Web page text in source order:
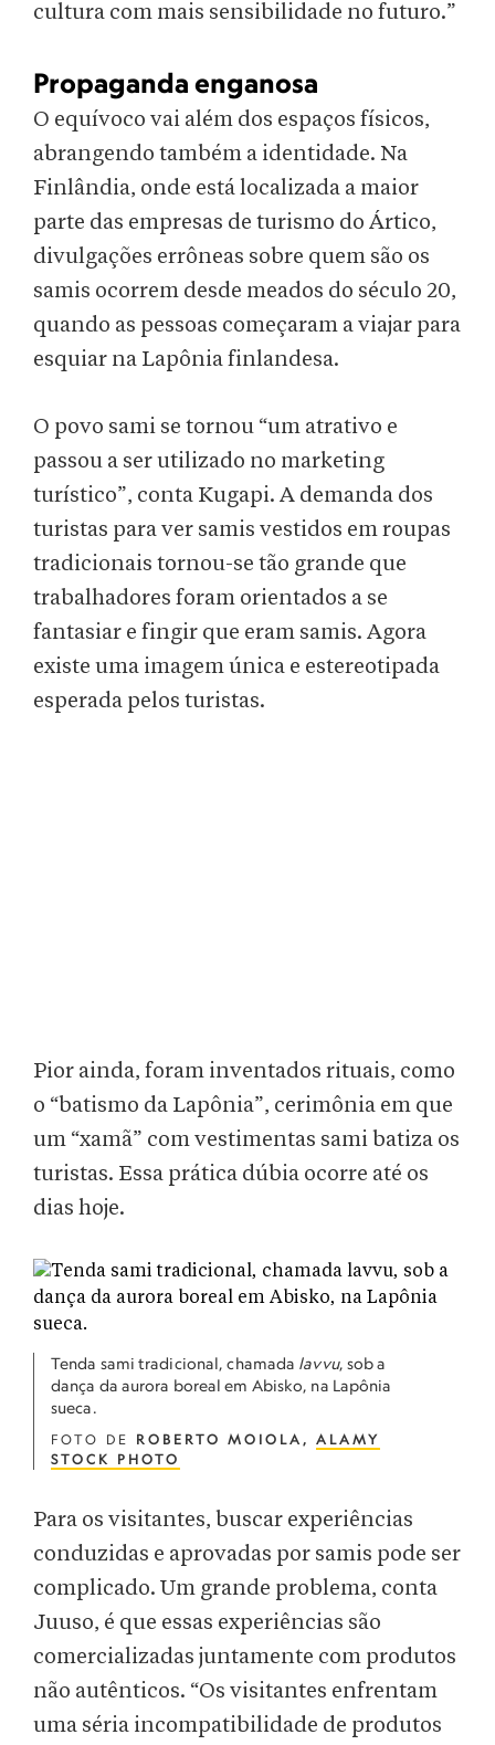
cultura com mais sensibilidade no futuro.”
Propaganda enganosa
O equívoco vai além dos espaços físicos,
abrangendo também a identidade. Na
Finlândia, onde está localizada a maior
parte das empresas de turismo do Ártico,
divulgações errôneas sobre quem são os
samis ocorrem desde meados do século 20,
quando as pessoas começaram a viajar para
esquiar na Lapônia finlandesa.
O povo sami se tornou “um atrativo e
passou a ser utilizado no marketing
turístico”, conta Kugapi. A demanda dos
turistas para ver samis vestidos em roupas
tradicionais tornou-se tão grande que
trabalhadores foram orientados a se
fantasiar e fingir que eram samis. Agora
existe uma imagem única e estereotipada
esperada pelos turistas.
Pior ainda, foram inventados rituais, como
o “batismo da Lapônia”, cerimônia em que
um “xamã” com vestimentas sami batiza os
turistas. Essa prática dúbia ocorre até os
dias hoje.
Tenda sami tradicional, chamada lavvu, sob a
dança da aurora boreal em Abisko, na Lapônia
sueca.
FOTO DE ROBERTO MOIOLA, ALAMY
STOCK PHOTO
Para os visitantes, buscar experiências
conduzidas e aprovadas por samis pode ser
complicado. Um grande problema, conta
Juuso, é que essas experiências são
comercializadas juntamente com produtos
não autênticos. “Os visitantes enfrentam
uma séria incompatibilidade de produtos